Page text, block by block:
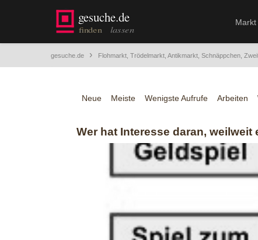
Markt
gesuche.de Flohmarkt, Trödelmarkt, Antikmarkt, Schnäppchen,
Neue Meiste Wenigste Aufrufe Arbeiten
Wer hat Interesse daran,